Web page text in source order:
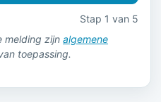
Stap 1 van 5
melding zijn algemene
toepassing.